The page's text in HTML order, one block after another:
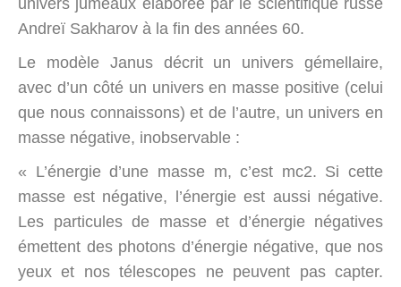
univers jumeaux élaborée par le scientifique russe
Andreï Sakharov à la fin des années 60.
Le modèle Janus décrit un univers gémellaire,
avec d’un côté un univers en masse positive (celui
que nous connaissons) et de l’autre, un univers en
masse négative, inobservable :
« L’énergie d’une masse m, c’est mc2. Si cette
masse est négative, l’énergie est aussi négative.
Les particules de masse et d’énergie négatives
émettent des photons d’énergie négative, que nos
yeux et nos télescopes ne peuvent pas capter.